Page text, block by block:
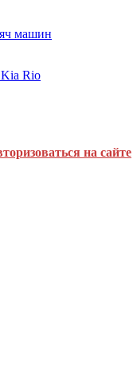
машин
Kia Rio
на сайте